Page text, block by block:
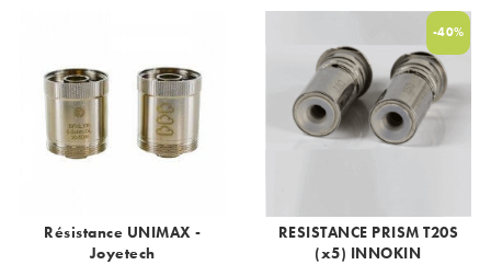
Résistance UNIMAX -
Joyetech
-40%
RESISTANCE PRISM T20S
(x5) INNOKIN